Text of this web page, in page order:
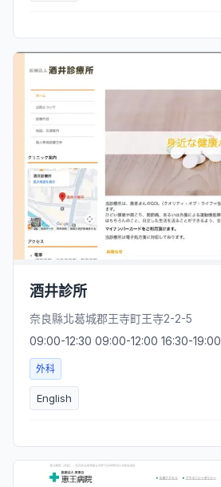
酒井診所
奈良縣北葛城郡王寺町王寺2-2-5
09:00-12:30 09:00-12:00 16:30-19:00
外科
English